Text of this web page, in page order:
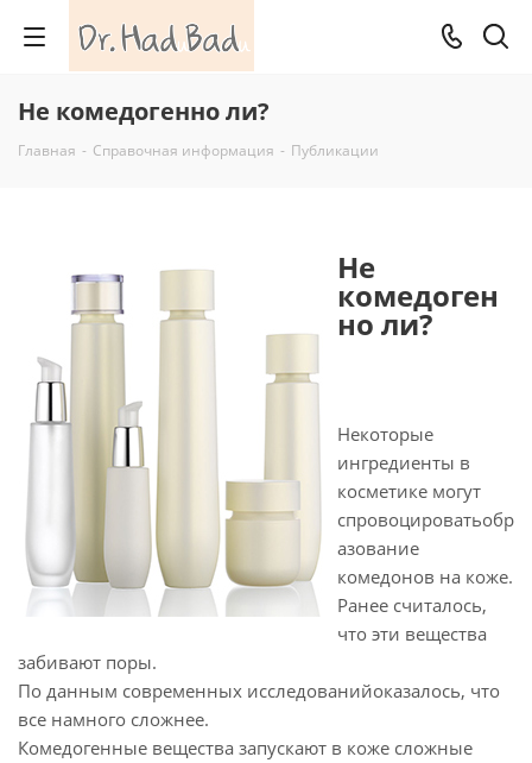
Не комедогенно ли?
Главная - Справочная информация - Публикации
Не
комедоген
но ли?
Некоторые
ингредиенты в
косметике могут
спровоцироватьобр
азование
комедонов на коже.
Ранее считалось,
что эти вещества
забивают поры.
По данным современных исследованийоказалось, что
все намного сложнее.
Комедогенные вещества запускают в коже сложные